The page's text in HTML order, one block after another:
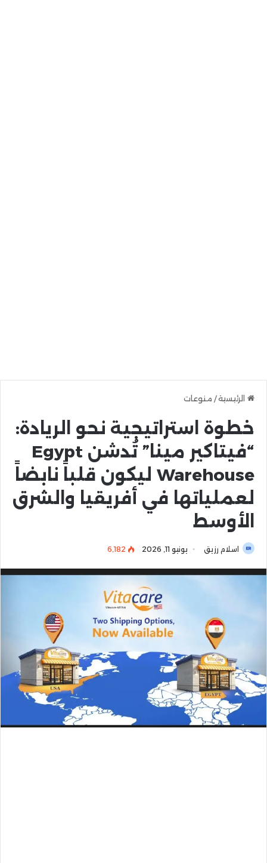
الرئيسية/ منوعات
خطوة استراتيجية نحو الريادة:
“فيتاكير مينا” تُدشن Egypt
Warehouse ليكون قلباً نابضاً
لعملياتها في أفريقيا والشرق
الأوسط
اسلام رزيق يونيو 11, 2026 6٬182